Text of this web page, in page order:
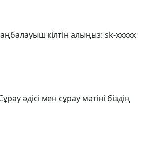
кілтін алыңыз: sk-xxxxx
әдісі мен сұрау мәтіні біздің